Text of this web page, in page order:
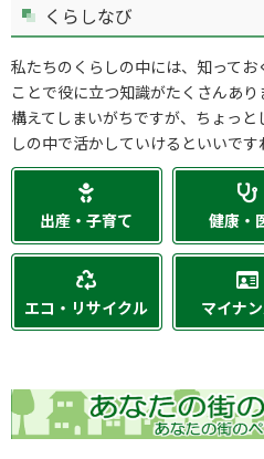
くらしなび
私たちのくらしの中には、知って
ことで役に立つ知識がたくさんあ
構えてしまいがちですが、ちょっ
しの中で活かしていけるといいです
出産・子育て 健康・
エコ・リサイクル マイナ